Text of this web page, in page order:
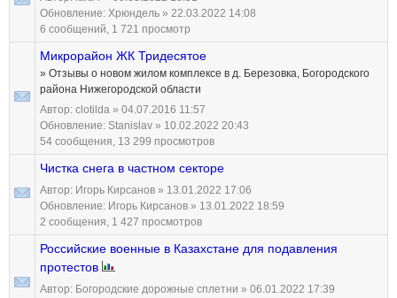
Обновление: Хрюндель » 22.03.2022 14:08
6 сообщений, 1 721 просмотр
Микрорайон ЖК Тридесятое
» Отзывы о новом жилом комплексе в д. Березовка, Богородского
района Нижегородской области
Автор: clotilda » 04.07.2016 11:57
Обновление: Stanislav » 10.02.2022 20:43
54 сообщения, 13 299 просмотров
Чистка снега в частном секторе
Автор: Игорь Кирсанов » 13.01.2022 17:06
Обновление: Игорь Кирсанов » 13.01.2022 18:59
2 сообщения, 1 427 просмотров
Российские военные в Казахстане для подавления
протестов
Автор: Богородские дорожные сплетни » 06.01.2022 17:39